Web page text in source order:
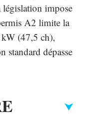
législation impose
A2 limite la
kW (47,5 ch),
standard dépasse